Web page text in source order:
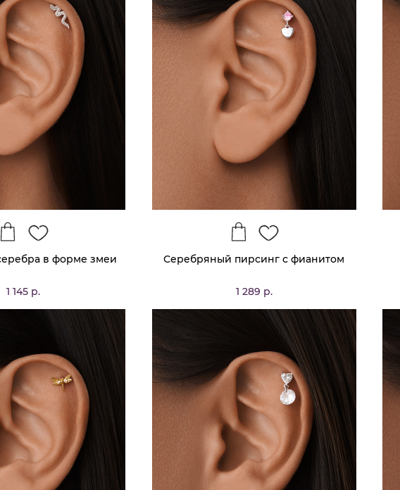
в форме змеи
1 145 р.
Серебряный пирсинг с фианитом
1 289 р.